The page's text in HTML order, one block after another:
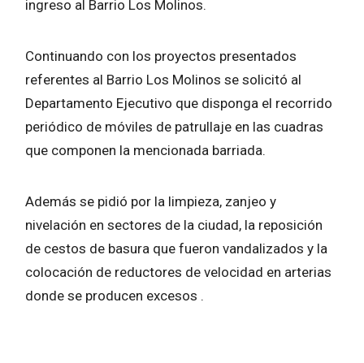
ingreso al Barrio Los Molinos.
Continuando con los proyectos presentados
referentes al Barrio Los Molinos se solicitó al
Departamento Ejecutivo que disponga el recorrido
periódico de móviles de patrullaje en las cuadras
que componen la mencionada barriada.
Además se pidió por la limpieza, zanjeo y
nivelación en sectores de la ciudad, la reposición
de cestos de basura que fueron vandalizados y la
colocación de reductores de velocidad en arterias
donde se producen excesos .